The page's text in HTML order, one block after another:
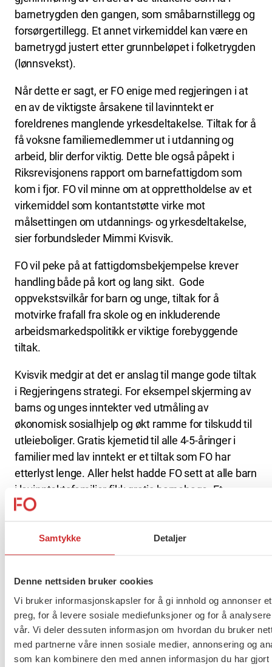
Samtykke Detaljer
Denne nettsiden bruker cookies
Vi bruker informasjonskapsler for å gi innhold og annonser
preg, for å levere sosiale mediefunksjoner og for å
vår. Vi deler dessuten informasjon om hvordan du bruker
med partnerne våre innen sosiale medier, annonsering og
som kan kombinere den med annen informasjon du har gjort
barnetrygden den gangen, som småbarnstillegg og
forsørgertillegg. Et annet virkemiddel kan være en
barnetrygd justert etter grunnbeløpet i folketrygden
(lønnsvekst).
Når dette er sagt, er FO enige med regjeringen i at
en av de viktigste årsakene til lavinntekt er
foreldrenes manglende yrkesdeltakelse. Tiltak for å
få voksne familiemedlemmer ut i utdanning og
arbeid, blir derfor viktig. Dette ble også påpekt i
Riksrevisjonens rapport om barnefattigdom som
kom i fjor. FO vil minne om at opprettholdelse av et
virkemiddel som kontantstøtte virke mot
målsettingen om utdannings- og yrkesdeltakelse,
sier forbundsleder Mimmi Kvisvik.
FO vil peke på at fattigdomsbekjempelse krever
handling både på kort og lang sikt. Gode
oppvekstsvilkår for barn og unge, tiltak for å
motvirke frafall fra skole og en inkluderende
arbeidsmarkedspolitikk er viktige forebyggende
tiltak.
Kvisvik medgir at det er anslag til mange gode tiltak
i Regjeringens strategi. For eksempel skjerming av
barns og unges inntekter ved utmåling av
økonomisk sosialhjelp og økt ramme for tilskudd til
utleieboliger. Gratis kjernetid til alle 4-5-åringer i
familier med lav inntekt er et tiltak som FO har
etterlyst lenge. Aller helst hadde FO sett at alle barn
i lavinntektsfamilier fikk gratis barnehage. Et
nasjonalt minstekrav til redusert foreldrebetaling i
innføring av en nasjonal tilskuddsordning mot
barnefattigdom. – Utfordringen er fortsatt at
sier Kvisvik.
I tillegg til tiltakene som Regjeringen peker på,
mener FO at følgende tiltak må settes i verk
umiddelbart for barn i lavinntektsfamilier: